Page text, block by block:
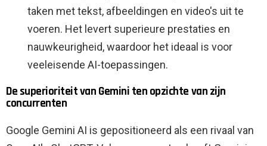
taken met tekst, afbeeldingen en video's uit te
voeren. Het levert superieure prestaties en
nauwkeurigheid, waardoor het ideaal is voor
veeleisende AI-toepassingen.
De superioriteit van Gemini ten opzichte van zijn
concurrenten
Google Gemini AI is gepositioneerd als een rivaal van